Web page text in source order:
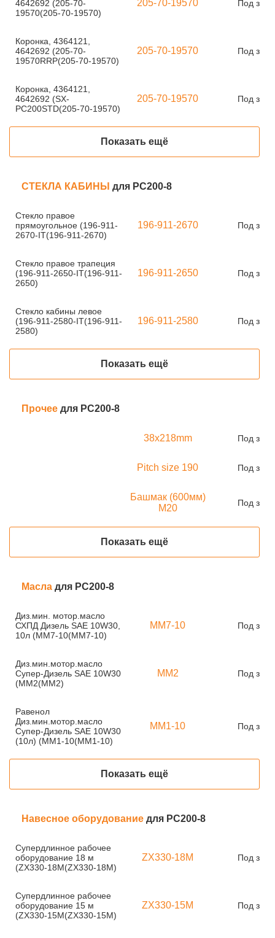
4642692 (205-70-
19570(205-70-19570)
205-70-19570 Под
Коронка, 4364121,
4642692 (205-70-
19570RRP(205-70-19570)
205-70-19570 Под
Коронка, 4364121,
4642692 (SX-
PC200STD(205-70-19570)
205-70-19570 Под
Показать ещё
СТЕКЛА КАБИНЫ для PC200-8
Стекло правое
прямоугольное (196-911-
2670-IT(196-911-2670)
196-911-2670 Под
Стекло правое трапеция
(196-911-2650-IT(196-911-
2650)
196-911-2650 Под
Стекло кабины левое
(196-911-2580-IT(196-911-
2580)
196-911-2580 Под
Показать ещё
Прочее для PC200-8
38x218mm Под
Pitch size 190 Под
Башмак (600мм)
M20
Под
Показать ещё
Масла для PC200-8
Диз.мин. мотор.масло
СХПД Дизель SAE 10W30,
10л (ММ7-10(ММ7-10)
ММ7-10 Под
Диз.мин.мотор.масло
Супер-Дизель SAE 10W30
(ММ2(ММ2)
ММ2 Под
Равенол
Диз.мин.мотор.масло
Супер-Дизель SAE 10W30
(10л) (ММ1-10(ММ1-10)
ММ1-10 Под
Показать ещё
Навесное оборудование для PC200-8
Супердлинное рабочее
оборудование 18 м
(ZX330-18M(ZX330-18M)
ZX330-18M Под
Супердлинное рабочее
оборудование 15 м
(ZX330-15M(ZX330-15M)
ZX330-15M Под